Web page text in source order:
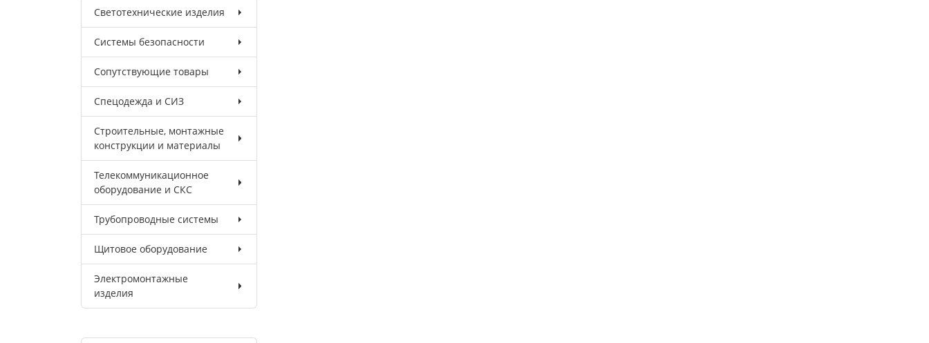
Светотехнические изделия
Системы безопасности
Сопутствующие товары
Спецодежда и СИЗ
Строительные, монтажные
конструкции и материалы
Телекоммуникационное
оборудование и СКС
Трубопроводные системы
Щитовое оборудование
Электромонтажные
изделия